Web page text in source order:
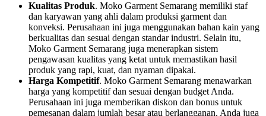
Kualitas Produk. Moko Garment Semarang memiliki staf
dan karyawan yang ahli dalam produksi garment dan
konveksi. Perusahaan ini juga menggunakan bahan kain yang
berkualitas dan sesuai dengan standar industri. Selain itu,
Moko Garment Semarang juga menerapkan sistem
pengawasan kualitas yang ketat untuk memastikan hasil
produk yang rapi, kuat, dan nyaman dipakai.
Harga Kompetitif. Moko Garment Semarang menawarkan
harga yang kompetitif dan sesuai dengan budget Anda.
Perusahaan ini juga memberikan diskon dan bonus untuk
pemesanan dalam jumlah besar atau berlangganan. Anda juga